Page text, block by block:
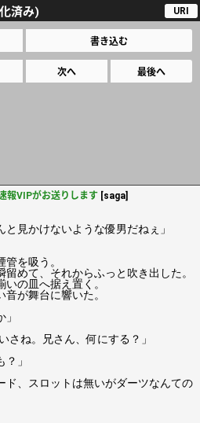
済み) URI
書き込む
次へ 最後へ
報VIPがお送りします [saga]
見かけないような優男だねぇ」
を吸う。
めて、それからふっと吹き出した。
の皿へ据え置く。
が舞台に響いた。
ね。兄さん、何にする？」
」
、スロットは無いがダーツなんての